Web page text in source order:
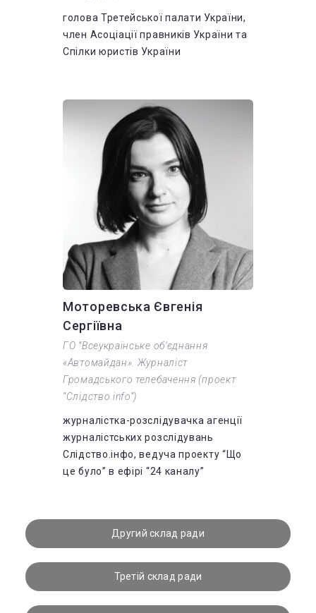
голова Третейської палати України,
член Асоціації правників України та
Спілки юристів України
Моторевська Євгенія
Сергіївна
ГО “Всеукраїнське об’єднання
«Автомайдан». Журналіст
Громадського телебачення (проект
“Слідство.info”)
журналістка-розслідувачка агенції
журналістських розслідувань
Слідство.інфо, ведуча проекту “Що
це було” в ефірі “24 каналу”
Другий склад ради
Третій склад ради